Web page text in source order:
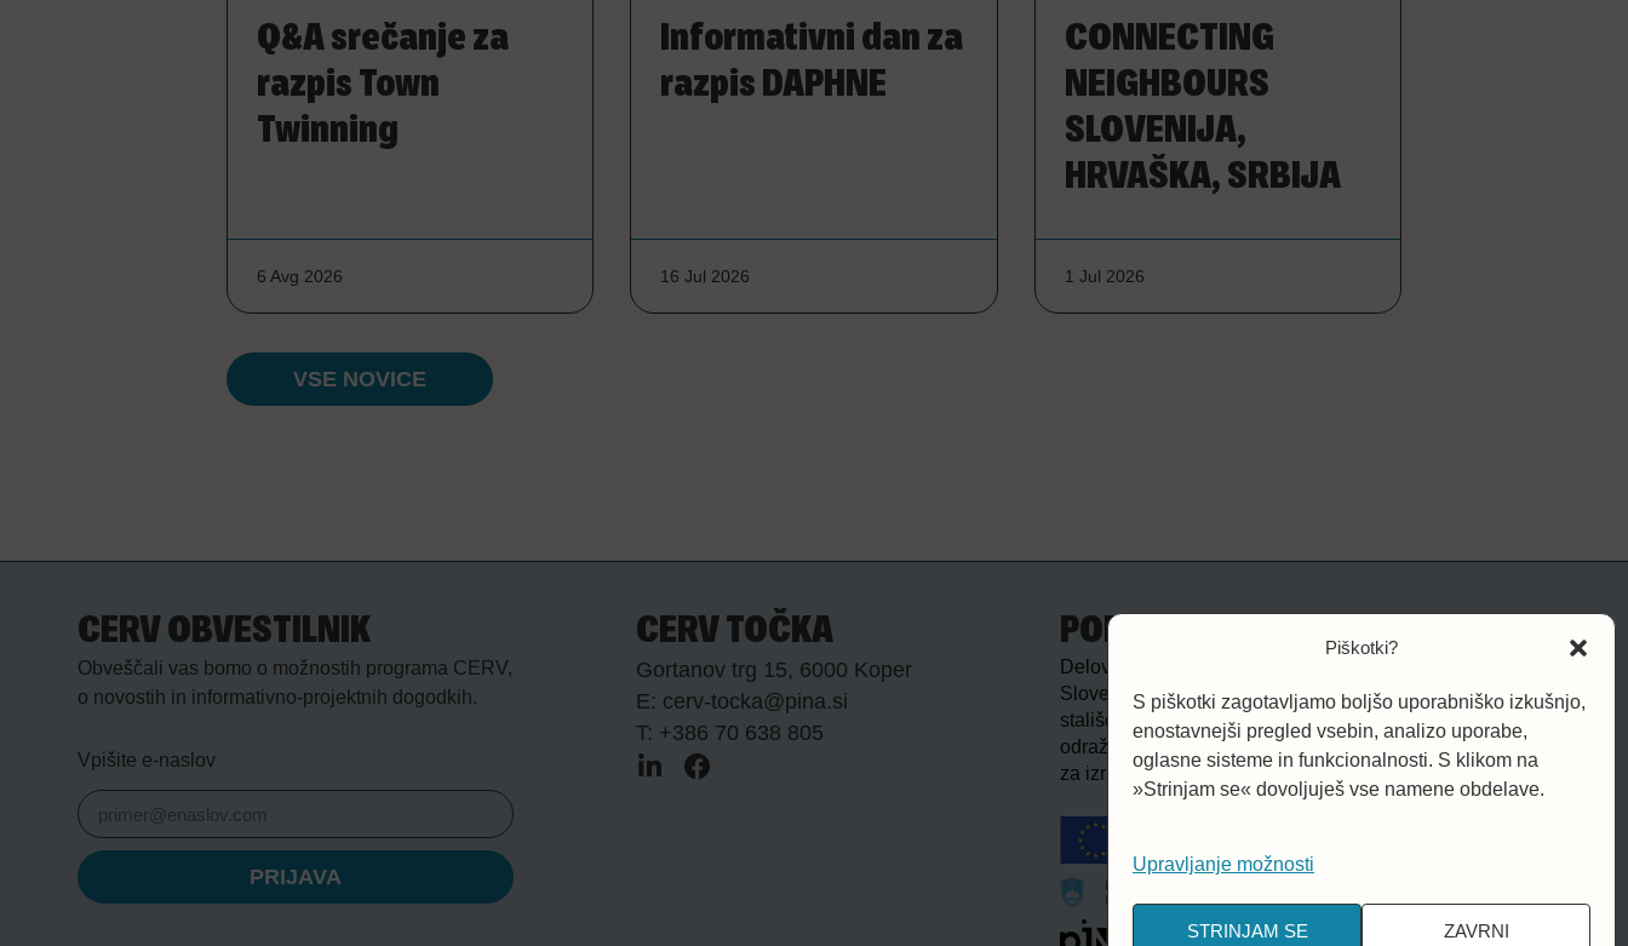
Piškotki?
S piškotki zagotavljamo boljšo uporabniško izkušnjo,
enostavnejši pregled vsebin, analizo uporabe,
oglasne sisteme in funkcionalnosti. S klikom na
»Strinjam se« dovoljuješ vse namene obdelave.
Upravljanje možnosti
STRINJAM SE ZAVRNI
VSE NOVICE
Q&A srečanje za
razpis Town
Twinning
6 Avg 2026
Informativni dan za
razpis DAPHNE
16 Jul 2026
CONNECTING
NEIGHBOURS
SLOVENIJA,
HRVAŠKA, SRBIJA
1 Jul 2026
CERV TOČKA
Gortanov trg 15, 6000 Koper
E: cerv-tocka@pina.si
T: +386 70 638 805
CERV OBVESTILNIK
Obveščali vas bomo o možnostih programa CERV,
o novostih in informativno-projektnih dogodkih.
Vpišite e-naslov
PRIJAVA
PODPORA
Delovanje CERV točke sofinancirata Republika
Slovenija in Evropska unija. Na spletni strani izražena
stališča in mnenja so izključno avtorjeva in ne nujno
odražajo mnenj in stališč Evropske unije. Evropska unija
za izražena stališča ni odgovorna.